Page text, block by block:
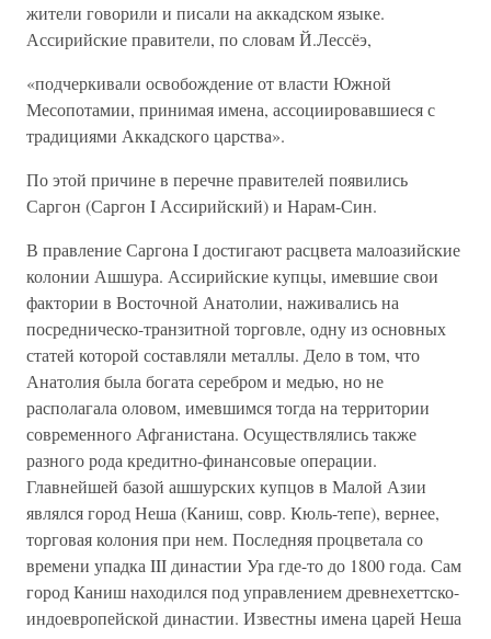
жители говорили и писали на аккадском языке.
Ассирийские правители, по словам Й.Лессёэ,
«подчеркивали освобождение от власти Южной
Месопотамии, принимая имена, ассоциировавшиеся с
традициями Аккадского царства».
По этой причине в перечне правителей появились
Саргон (Саргон I Ассирийский) и Нарам-Син.
В правление Саргона I достигают расцвета малоазийские
колонии Ашшура. Ассирийские купцы, имевшие свои
фактории в Восточной Анатолии, наживались на
посредническо-транзитной торговле, одну из основных
статей которой составляли металлы. Дело в том, что
Анатолия была богата серебром и медью, но не
располагала оловом, имевшимся тогда на территории
современного Афганистана. Осуществлялись также
разного рода кредитно-финансовые операции.
Главнейшей базой ашшурских купцов в Малой Азии
являлся город Неша (Каниш, совр. Кюль-тепе), вернее,
торговая колония при нем. Последняя процветала со
времени упадка III династии Ура где-то до 1800 года. Сам
город Каниш находился под управлением древнехеттско-
индоевропейской династии. Известны имена царей Неша